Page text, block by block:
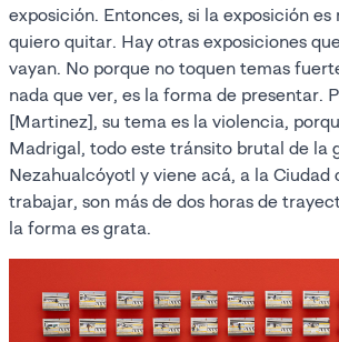
exposición. Entonces, si la exposición
quiero quitar. Hay otras exposiciones
vayan. No porque no toquen temas
nada que ver, es la forma de presentar.
[Martinez], su tema es la violencia,
Madrigal, todo este tránsito brutal de la
Nezahualcóyotl y viene acá, a la Ciudad
trabajar, son más de dos horas de
la forma es grata.